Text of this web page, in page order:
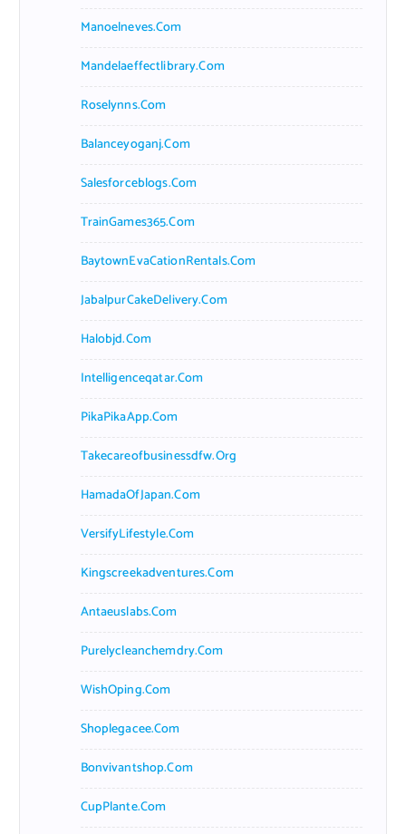
Manoelneves.com
Mandelaeffectlibrary.com
Roselynns.com
Balanceyoganj.com
Salesforceblogs.com
TrainGames365.com
BaytownEvaCationRentals.com
JabalpurCakeDelivery.com
Halobjd.com
Intelligenceqatar.com
PikaPikaApp.com
Takecareofbusinessdfw.org
HamadaOfJapan.com
VersifyLifestyle.com
Kingscreekadventures.com
Antaeuslabs.com
Purelycleanchemdry.com
WishOping.com
Shoplegacee.com
Bonvivantshop.com
CupPlante.com